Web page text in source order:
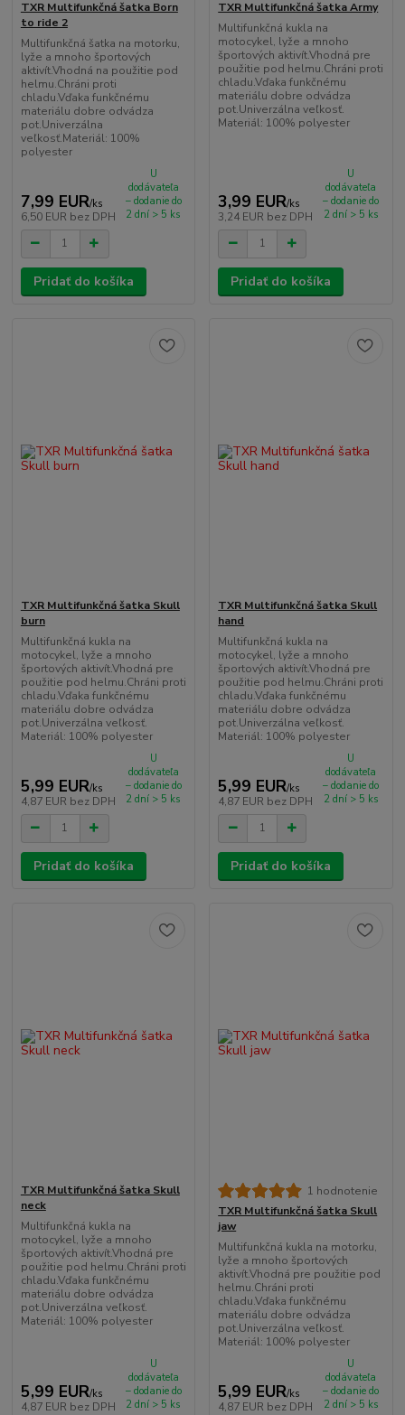
TXR Multifunkčná šatka Born
to ride 2
Multifunkčná šatka na motorku,
lyže a mnoho športových
aktivít.Vhodná na použitie pod
helmu.Chráni proti
chladu.Vďaka funkčnému
materiálu dobre odvádza
pot.Univerzálna
veľkosť.Materiál: 100%
polyester
7,99 EUR/ks
6,50 EUR bez DPH
U
dodávateľa
– dodanie do
2 dní > 5 ks
Pridať do košíka
TXR Multifunkčná šatka Army
Multifunkčná kukla na
motocykel, lyže a mnoho
športových aktivít.Vhodná pre
použitie pod helmu.Chráni proti
chladu.Vďaka funkčnému
materiálu dobre odvádza
pot.Univerzálna veľkosť.
Materiál: 100% polyester
3,99 EUR/ks
3,24 EUR bez DPH
U
dodávateľa
– dodanie do
2 dní > 5 ks
Pridať do košíka
TXR Multifunkčná šatka Skull
burn
Multifunkčná kukla na
motocykel, lyže a mnoho
športových aktivít.Vhodná pre
použitie pod helmu.Chráni proti
chladu.Vďaka funkčnému
materiálu dobre odvádza
pot.Univerzálna veľkosť.
Materiál: 100% polyester
5,99 EUR/ks
4,87 EUR bez DPH
U
dodávateľa
– dodanie do
2 dní > 5 ks
Pridať do košíka
TXR Multifunkčná šatka Skull
hand
Multifunkčná kukla na
motocykel, lyže a mnoho
športových aktivít.Vhodná pre
použitie pod helmu.Chráni proti
chladu.Vďaka funkčnému
materiálu dobre odvádza
pot.Univerzálna veľkosť.
Materiál: 100% polyester
5,99 EUR/ks
4,87 EUR bez DPH
U
dodávateľa
– dodanie do
2 dní > 5 ks
Pridať do košíka
TXR Multifunkčná šatka Skull
neck
Multifunkčná kukla na
motocykel, lyže a mnoho
športových aktivít.Vhodná pre
použitie pod helmu.Chráni proti
chladu.Vďaka funkčnému
materiálu dobre odvádza
pot.Univerzálna veľkosť.
Materiál: 100% polyester
5,99 EUR/ks
4,87 EUR bez DPH
U
dodávateľa
– dodanie do
2 dní > 5 ks
1 hodnotenie
TXR Multifunkčná šatka Skull
jaw
Multifunkčná kukla na motorku,
lyže a mnoho športových
aktivít.Vhodná pre použitie pod
helmu.Chráni proti
chladu.Vďaka funkčnému
materiálu dobre odvádza
pot.Univerzálna veľkosť.
Materiál: 100% polyester
5,99 EUR/ks
4,87 EUR bez DPH
U
dodávateľa
– dodanie do
2 dní > 5 ks